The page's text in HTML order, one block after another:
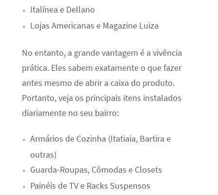
Italínea e Dellano
Lojas Americanas e Magazine Luiza
No entanto, a grande vantagem é a vivência
prática. Eles sabem exatamente o que fazer
antes mesmo de abrir a caixa do produto.
Portanto, veja os principais itens instalados
diariamente no seu bairro:
Armários de Cozinha (Itatiaia, Bartira e
outras)
Guarda-Roupas, Cômodas e Closets
Painéis de TV e Racks Suspensos